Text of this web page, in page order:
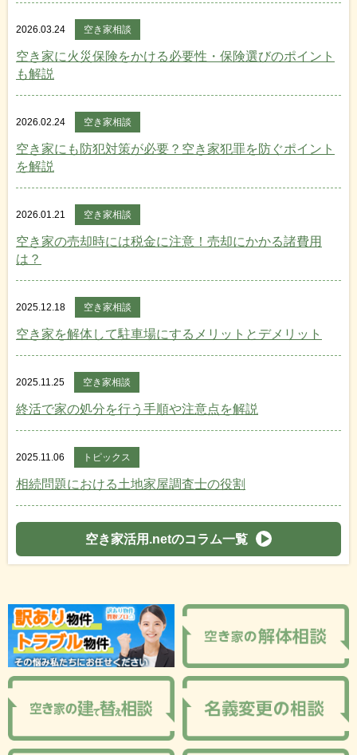
2026.03.24 空き家相談
空き家に火災保険をかける必要性・保険選びのポイント
も解説
2026.02.24 空き家相談
空き家にも防犯対策が必要？空き家犯罪を防ぐポイント
を解説
2026.01.21 空き家相談
空き家の売却時には税金に注意！売却にかかる諸費用
は？
2025.12.18 空き家相談
空き家を解体して駐車場にするメリットとデメリット
2025.11.25 空き家相談
終活で家の処分を行う手順や注意点を解説
2025.11.06 トピックス
相続問題における土地家屋調査士の役割
空き家活用.netのコラム一覧